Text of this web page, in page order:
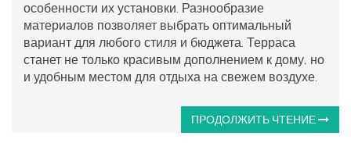
особенности их установки. Разнообразие
материалов позволяет выбрать оптимальный
вариант для любого стиля и бюджета. Терраса
станет не только красивым дополнением к дому, но
и удобным местом для отдыха на свежем воздухе.
ПРОДОЛЖИТЬ ЧТЕНИЕ